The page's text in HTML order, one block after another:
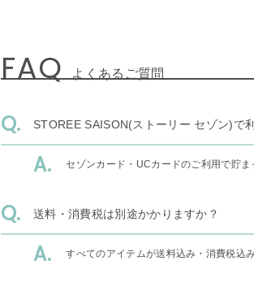
FAQ よくあるご質問
STOREE SAISON(ストーリー セゾン)で
セゾンカード・UCカードのご利用で貯
送料・消費税は別途かかりますか？
すべてのアイテムが送料込み・消費税込み